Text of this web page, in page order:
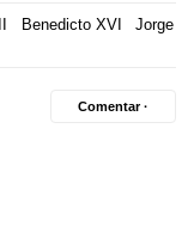
Benedicto XVI
Jorge
Comentar ·